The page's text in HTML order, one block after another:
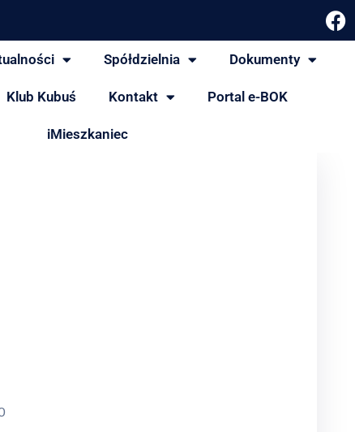
Spółdzielnia Dokumenty
Klub Kubuś Kontakt Portal e-BOK
iMieszkaniec